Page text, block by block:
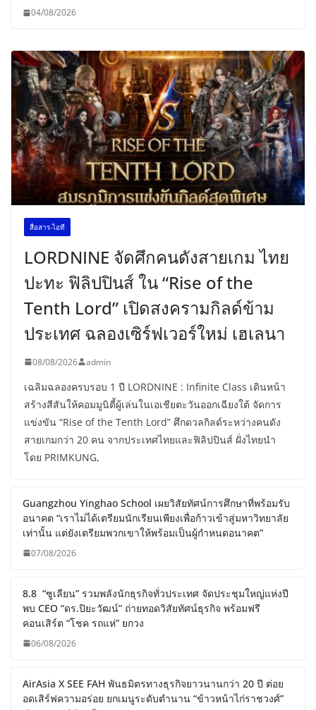
04/08/2026
สื่อสาร-ไอที
LORDNINE จัดศึกคนดังสายเกม ไทย
ปะทะ ฟิลิปปินส์ ใน “Rise of the
Tenth Lord” เปิดสงครามกิลด์ข้าม
ประเทศ ฉลองเซิร์ฟเวอร์ใหม่ เฮเลนา
08/08/2026 admin
เฉลิมฉลองครบรอบ 1 ปี LORDNINE : Infinite Class เดินหน้า
สร้างสีสันให้คอมมูนิตี้ผู้เล่นในเอเชียตะวันออกเฉียงใต้ จัดการ
แข่งขัน “Rise of the Tenth Lord” ศึกดวลกิลด์ระหว่างคนดัง
สายเกมกว่า 20 คน จากประเทศไทยและฟิลิปปินส์ ฝั่งไทยนำ
โดย PRIMKUNG,
Guangzhou Yinghao School เผยวิสัยทัศน์การศึกษาที่พร้อมรับ
อนาคต “เราไม่ได้เตรียมนักเรียนเพียงเพื่อก้าวเข้าสู่มหาวิทยาลัย
เท่านั้น แต่ยังเตรียมพวกเขาให้พร้อมเป็นผู้กำหนดอนาคต”
07/08/2026
8.8 “ซูเลียน” รวมพลังนักธุรกิจทั่วประเทศ จัดประชุมใหญ่แห่งปี
พบ CEO “ดร.ปิยะวัฒน์” ถ่ายทอดวิสัยทัศน์ธุรกิจ พร้อมฟรี
คอนเสิร์ต “โชค รถแห่” ยกวง
06/08/2026
AirAsia X SEE FAH พันธมิตรทางธุรกิจยาวนานกว่า 20 ปี ต่อย
อดเสิร์ฟความอร่อย ยกเมนูระดับตำนาน “ข้าวหน้าไก่ราชวงศ์”